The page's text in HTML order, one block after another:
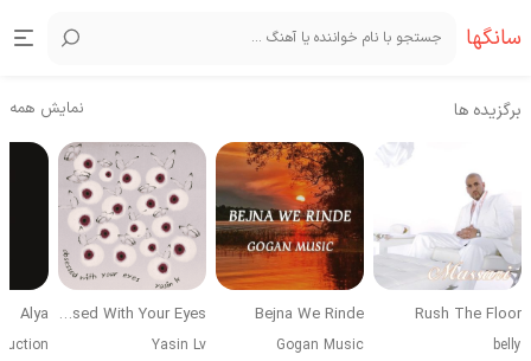
سانگها
برگزیده ها نمایش همه
Rush The Floor
belly
Bejna We Rinde
Gogan Music
Obsessed With Your Eyes
Yasin Lv
Alya